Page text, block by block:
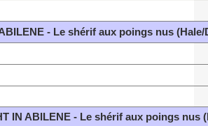
- Le shérif aux poings nus
IN ABILENE - Le shérif aux poings nus